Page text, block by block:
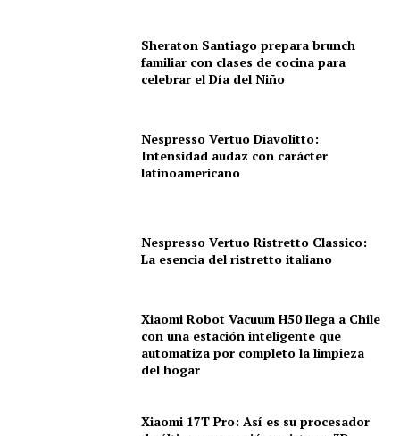
Sheraton Santiago prepara brunch
familiar con clases de cocina para
celebrar el Día del Niño
Nespresso Vertuo Diavolitto:
Intensidad audaz con carácter
latinoamericano
Nespresso Vertuo Ristretto Classico:
La esencia del ristretto italiano
Xiaomi Robot Vacuum H50 llega a Chile
con una estación inteligente que
automatiza por completo la limpieza
del hogar
Xiaomi 17T Pro: Así es su procesador